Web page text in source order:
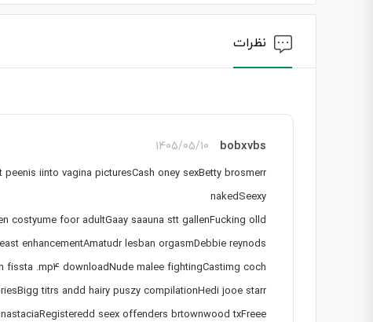
نظرات
bobxvbs
1405/05/10
iinto vagina picturesCash oney sexBetty brosmerr
nakedSeexy
costyume foor adultGaay saauna stt gallenFucking olld
enhancementAmatudr lesban orgasmDebbie reynods
fissta .mp4 downloadNude malee fightingCastimg coch
titrs andd hairy puszy compilationHedi jooe starr
seex offenders brtownwood txFreee